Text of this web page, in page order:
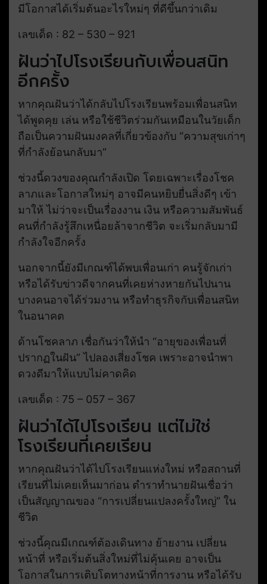
มีโอกาสได้เริ่มต้นอะไรใหม่ๆ ที่ดีขึ้นกว่าเดิม
เลขเด็ด : 82 – 530 – 921
ฝันว่าไปโรงเรียนกับเพื่อนสนิท
อีกครั้ง
หากคุณฝันว่าได้กลับไปโรงเรียนพร้อมเพื่อนสนิท
ได้พูดคุย เล่น หรือใช้ชีวิตร่วมกันเหมือนในวัยเด็ก
ถือเป็นความฝันมงคลที่เกี่ยวข้องกับ “ความสุขเก่าๆ
ที่กำลังย้อนกลับมา”
ช่วงนี้ดวงของคุณกำลังเปิด โดยเฉพาะเรื่องโชค
ลาภและโอกาสใหม่ๆ อาจมีคนหยิบยื่นสิ่งดีๆ เข้า
มาให้ ไม่ว่าจะเป็นเรื่องงาน เงิน หรือความสัมพันธ์
คนที่กำลังรู้สึกเหนื่อยล้าจากชีวิต จะเริ่มกลับมามี
กำลังใจอีกครั้ง
นอกจากนี้ยังมีเกณฑ์ได้พบเพื่อนเก่า คนรู้จักเก่า
หรือได้รับข่าวดีจากคนที่เคยห่างหายกันไปนาน
บางคนอาจได้ร่วมงาน หรือทำธุรกิจกับเพื่อนสนิท
ในอนาคต
ด้านโชคลาภ เชื่อกันว่าให้นำ “อายุของเพื่อนที่
ปรากฏในฝัน” ไปลองเสี่ยงโชค เพราะอาจนำพา
ดวงดีมาให้แบบไม่คาดคิด
เลขเด็ด : 75 – 057 – 367
ฝันว่าได้ไปโรงเรียน แต่ไม่ใช่
โรงเรียนที่เคยเรียน
หากคุณฝันว่าได้ไปโรงเรียนแห่งใหม่ หรือสถานที่
เรียนที่ไม่เคยเห็นมาก่อน ตำราทำนายฝันเชื่อว่า
เป็นสัญญาณของ “การเปลี่ยนแปลงครั้งใหญ่” ใน
ชีวิต
ช่วงนี้คุณมีเกณฑ์ต้องเดินทาง ย้ายงาน เปลี่ยน
หน้าที่ หรือเริ่มต้นสิ่งใหม่ที่ไม่คุ้นเคย อาจเป็น
โอกาสในการเติบโตทางหน้าที่การงาน หรือได้รับ